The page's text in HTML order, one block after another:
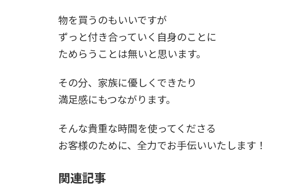
物を買うのもいいですが
ずっと付き合っていく自身のことに
ためらうことは無いと思います。
その分、家族に優しくできたり
満足感にもつながります。
そんな貴重な時間を使ってくださる
お客様のために、全力でお手伝いいたします！
関連記事